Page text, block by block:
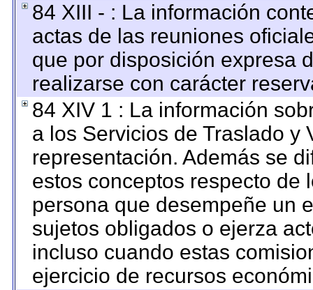
84 XIII - : La información
actas de las reuniones
que por disposición expresa
realizarse con carácter
84 XIV 1 : La información
a los Servicios de Traslado y
representación. Además se
estos conceptos respecto de
persona que desempeñe un
sujetos obligados o ejerza
incluso cuando estas
ejercicio de recursos